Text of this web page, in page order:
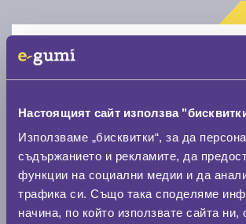
Настоящият сайт използва
Използваме „бисквитки“, за да
съдържанието и рекламите, да
функции на социални медии и да
трафика си. Също така споделяме
начина, по който използвате сайта ни,
Нов размер